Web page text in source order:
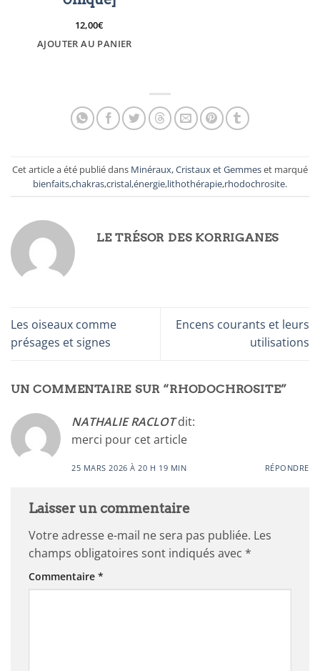
12,00€
AJOUTER AU PANIER
Cet article a été publié dans Minéraux, Cristaux et Gemmeset marqué
bienfaits,chakras,cristal,énergie,lithothérapie,rhodochrosite.
LE TRÉSOR DES KORRIGANES
Les oiseaux comme
présages et signes
Encens courants et leurs
utilisations
UN COMMENTAIRE SUR “RHODOCHROSITE”
NATHALIE RACLOT dit:
merci pour cet article
25 MARS 2026 À 20 H 19 MIN RÉPONDRE
Laisser un commentaire
Votre adresse e-mail ne sera pas publiée. Les
champs obligatoires sont indiqués avec *
Commentaire *